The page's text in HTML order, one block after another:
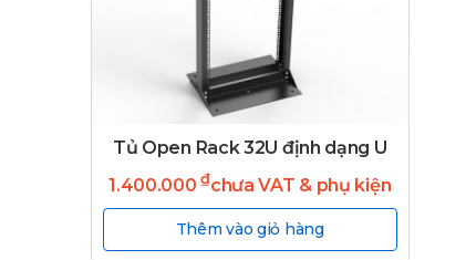
Tủ Open Rack 32U định dạng U
1.400.000₫chưa VAT & phụ kiện
Thêm vào giỏ hàng